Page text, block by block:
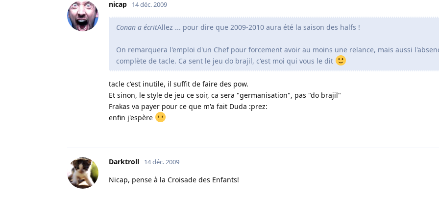
nicap 14 déc. 2009
Conan a écritAllez ... pour dire que 2009-2010 aura été la saison des halfs !
On remarquera l'emploi d'un Chef pour forcement avoir au moins une relance, mais aussi
complète de tacle. Ca sent le jeu do brajil, c'est moi qui vous le dit
tacle c'est inutile, il suffit de faire des pow.
Et sinon, le style de jeu ce soir, ca sera "germanisation", pas "do brajil"
Frakas va payer pour ce que m'a fait Duda :prez:
enfin j'espère
Darktroll 14 déc. 2009
Nicap, pense à la Croisade des Enfants!